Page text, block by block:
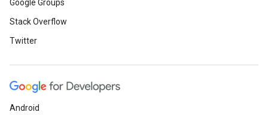
Google Groups
Stack Overflow
Twitter
Android